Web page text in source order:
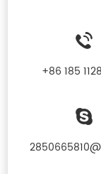
+86 185